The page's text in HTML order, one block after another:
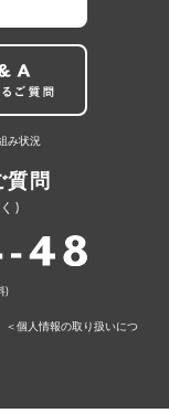
み状況
質問
)
)
＜個⼈情報の取り扱いにつ